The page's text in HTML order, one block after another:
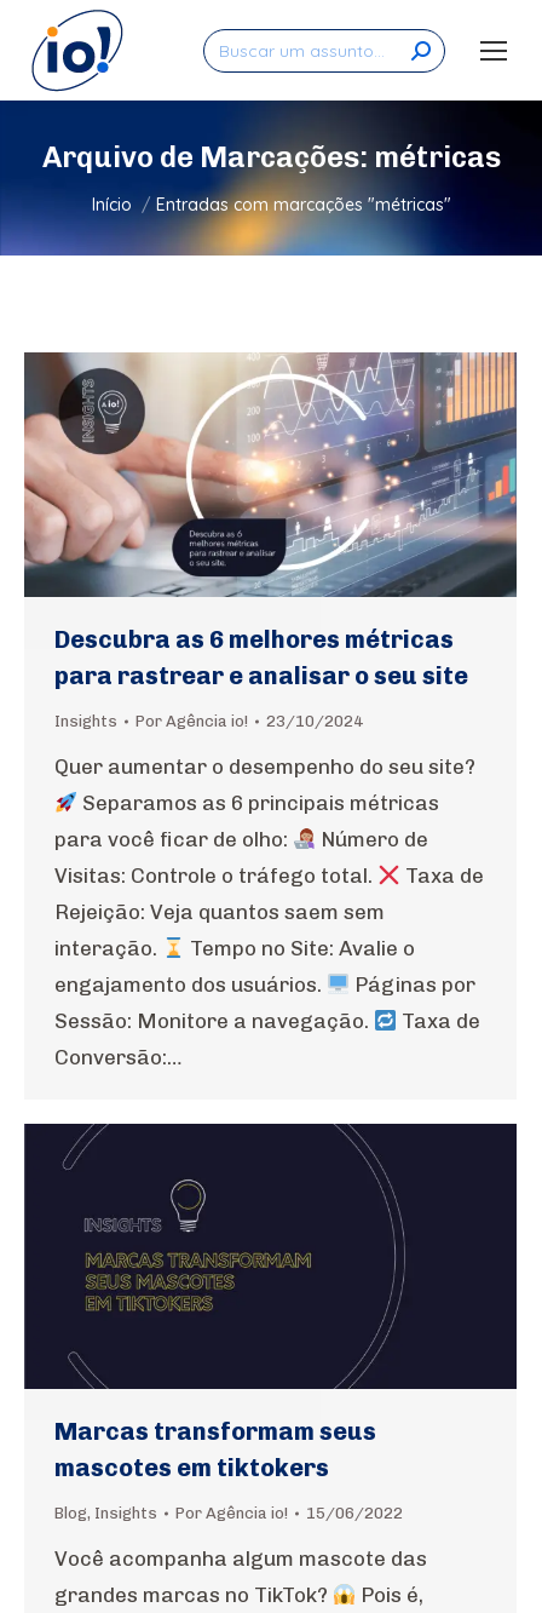
Search:
Arquivo de Marcações: métricas
Você está aqui:
Início Entradas com marcações "métricas"
Descubra as 6 melhores métricas
para rastrear e analisar o seu site
Insights Por Agência io! 23/10/2024
Quer aumentar o desempenho do seu site?
Separamos as 6 principais métricas
para você ficar de olho:
Número de
Visitas: Controle o tráfego total.
Taxa de
Rejeição: Veja quantos saem sem
interação.
Tempo no Site: Avalie o
engajamento dos usuários.
Páginas por
Sessão: Monitore a navegação.
Taxa de
Conversão:…
Marcas transformam seus
mascotes em tiktokers
Blog, Insights Por Agência io! 15/06/2022
Você acompanha algum mascote das
grandes marcas no TikTok?
Pois é,